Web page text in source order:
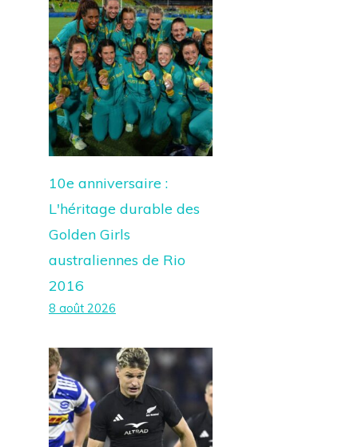
10e anniversaire :
L'héritage durable des
Golden Girls
australiennes de Rio
2016
8 août 2026